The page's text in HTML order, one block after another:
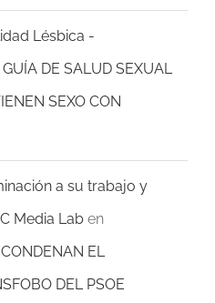
Lésbica -
GUÍA DE SALUD SEXUAL
SEXO CON
a su trabajo y
Media Lab en
EL
DEL PSOE